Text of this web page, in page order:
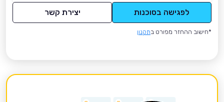
לפגישה בסוכנות יצירת קשר
*חישוב ההחזר מפורט בתקנון